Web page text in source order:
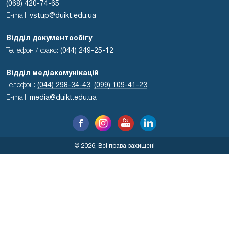
(068) 420-74-65
E-mail: vstup@duikt.edu.ua
Відділ документообігу
Телефон / факс: (044) 249-25-12
Відділ медіакомунікацій
Телефон: (044) 298-34-43; (099) 109-41-23
E-mail: media@duikt.edu.ua
© 2026, Всі права захищені